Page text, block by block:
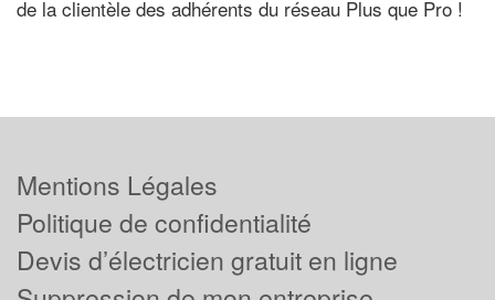
de la clientèle des adhérents du réseau Plus que Pro !
Mentions Légales
Politique de confidentialité
Devis d’électricien gratuit en ligne